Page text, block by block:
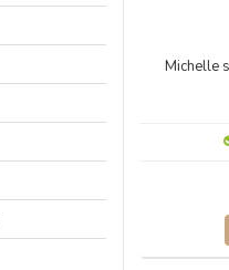
Michelle